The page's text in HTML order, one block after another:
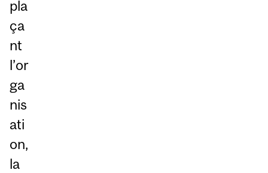
pla
ça
nt
l’or
ga
nis
ati
on,
la